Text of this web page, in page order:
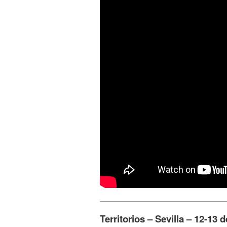
Territorios – Sevilla – 12-13